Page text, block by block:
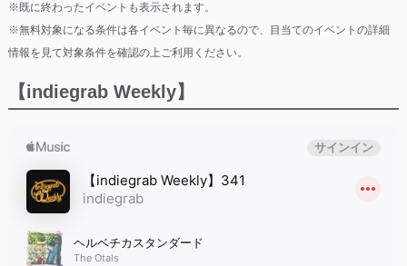
※既に終わったイベントも表示されます。
※無料対象になる条件は各イベント毎に異なるので、目当てのイベントの詳細
情報を見て対象条件を確認の上ご利用ください。
【indiegrab Weekly】